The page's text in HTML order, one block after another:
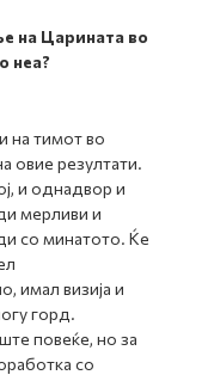
на Царината во
неа?
на тимот во
овие резултати.
и однадвор и
мерливи и
со минатото. Ќе
имал визија и
горд.
повеќе, но за
со